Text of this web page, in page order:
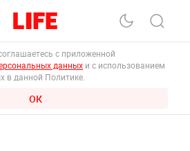
с приложенной
данных и с использованием
в данной Политике.
ОК